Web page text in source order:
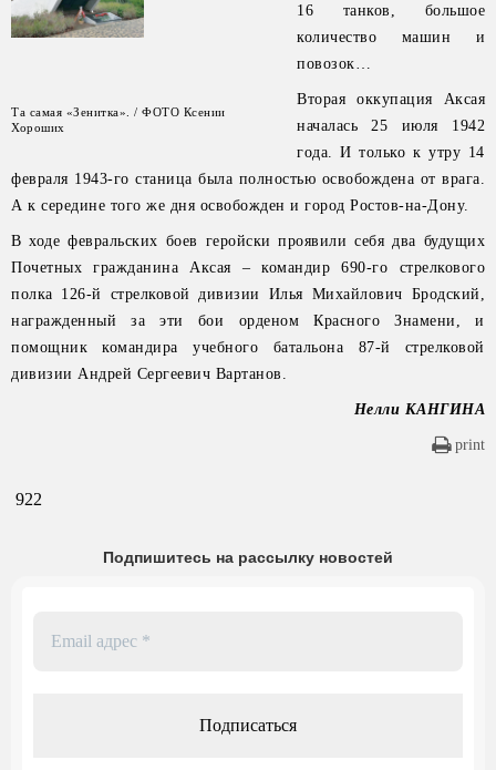
Та самая «Зенитка». / ФОТО Ксении
Хороших
16 танков, большое
количество машин и
повозок…
Вторая оккупация Аксая
началась 25 июля 1942
года. И только к утру 14
февраля 1943-го станица была полностью освобождена от врага.
А к середине того же дня освобожден и город Ростов-на-Дону.
В ходе февральских боев геройски проявили себя два будущих
Почетных гражданина Аксая – командир 690-го стрелкового
полка 126-й стрелковой дивизии Илья Михайлович Бродский,
награжденный за эти бои орденом Красного Знамени, и
помощник командира учебного батальона 87-й стрелковой
дивизии Андрей Сергеевич Вартанов.
Нелли КАНГИНА
print
922
Подпишитесь на рассылку новостей